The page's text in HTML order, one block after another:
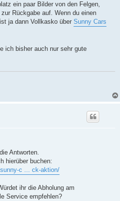
ein paar Bilder von den Felgen,
Rückgabe auf. Wenn du einen
ja dann Vollkasko über Sunny Cars
ich bisher auch nur sehr gute
Antworten.
hierüber buchen:
c ... ck-aktion/
ihr die Abholung am
Service empfehlen?